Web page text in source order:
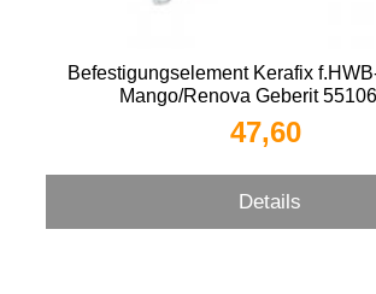
Befestigungselement Kerafix
Mango/Renova Geberit
47,60 
Details